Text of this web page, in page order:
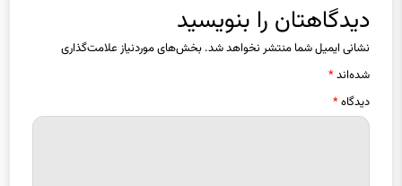
دیدگاهتان را بنویسید
نشانی ایمیل شما منتشر نخواهد شد. بخش‌های موردنیاز علامت‌گذاری
شده‌اند*
دیدگاه*